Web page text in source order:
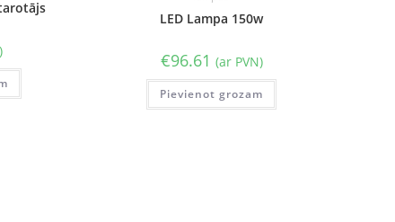
LED Lampa 150w
€96.61 (ar PVN)
Pievienot grozam